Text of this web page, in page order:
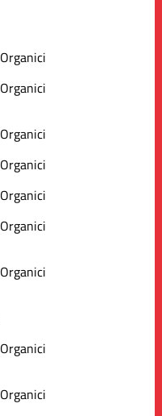
Organici
Organici
Organici
Organici
Organici
Organici
Organici
Organici
Organici